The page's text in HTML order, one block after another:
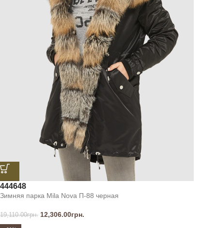
444648
Зимняя парка Mila Nova П-88 черная
19,110.00грн. 12,306.00грн.